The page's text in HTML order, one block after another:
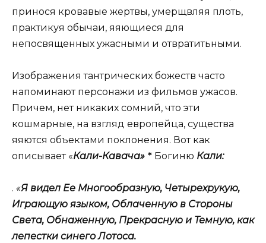
принося кровавые жертвы, умерщвляя плоть,
практикуя обычаи, яяющиеся для
непосвященных ужасными и отвратитьными.
Изображения тантрических божеств часто
напоминают персонажи из фильмов ужасов.
Причем, нет никаких сомний, что эти
кошмарные, на взгляд европейца, существа
яяются объектами поклонения. Вот как
описывает «Кали-Кавача» * Богиню Кали:
. «Я видел Ее Многообразную, Четырехрукую,
Играющую языком, Облаченную в Стороны
Света, Обнаженную, Прекрасную и Темную, как
лепестки синего Лотоса.